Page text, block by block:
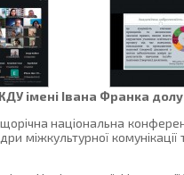
імені Івана Франка
щорічна національна
міжкультурної